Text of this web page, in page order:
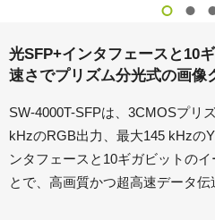
光SFP+インタフェースと10
速さでプリズム分光式の画像
SW-4000T-SFPは、3CMOSプリ
kHzのRGB出力、最大145 kHzの
ンタフェースと10ギガビットの
とで、高画質かつ超高速データ伝